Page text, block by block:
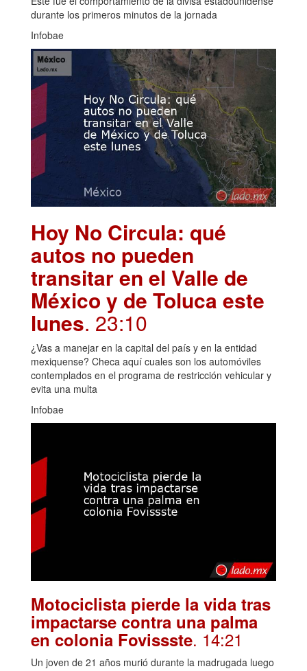
durante los primeros minutos de la jornada
Infobae
Hoy No Circula: qué
autos no pueden
transitar en el Valle de
México y de Toluca este
lunes. 23:10
¿Vas a manejar en la capital del país y en la entidad
mexiquense? Checa aquí cuales son los automóviles
contemplados en el programa de restricción vehicular y
evita una multa
Infobae
Motociclista pierde la vida tras
impactarse contra una palma
en colonia Fovissste. 14:21
Un joven de 21 años murió durante la madrugada luego